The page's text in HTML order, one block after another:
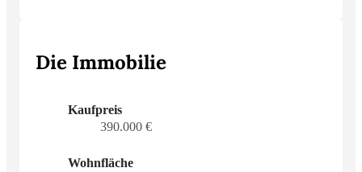
Die Immobilie
Kaufpreis
390.000 €
Wohnfläche